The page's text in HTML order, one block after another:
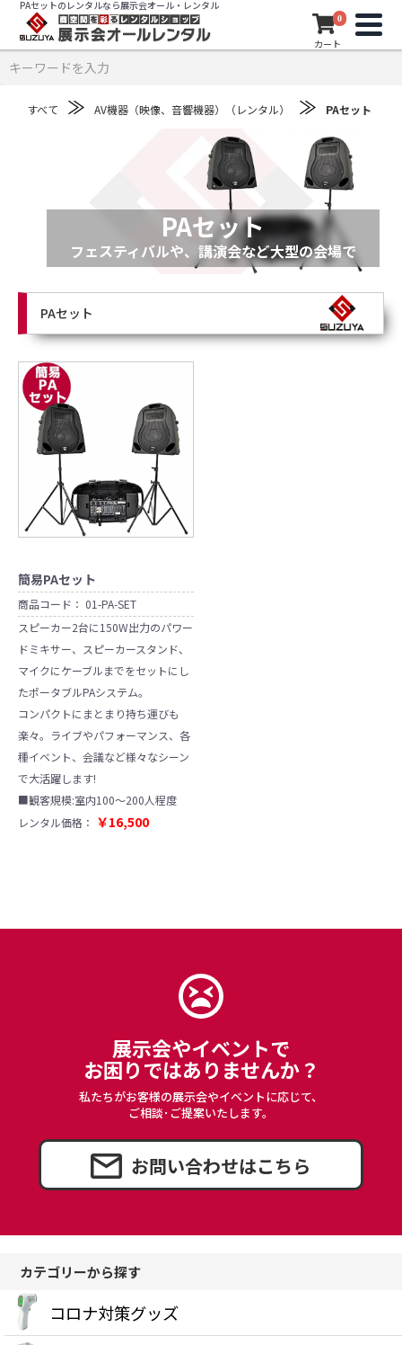
PAセットのレンタルなら展示会オール・レンタル
0
カート
すべて ≫ AV機器（映像、音響機器）（レンタル） ≫ PAセット
PAセット
フェスティバルや、講演会など大型の会場で
PAセット
簡易PAセット
商品コード： 01-PA-SET
スピーカー2台に150W出力のパワー
ドミキサー、スピーカースタンド、
マイクにケーブルまでをセットにし
たポータブルPAシステム。
コンパクトにまとまり持ち運びも
楽々。ライブやパフォーマンス、各
種イベント、会議など様々なシーン
で大活躍します!
■観客規模:室内100～200人程度
レンタル価格： ￥16,500
展示会やイベントで
お困りではありませんか？
私たちがお客様の展示会やイベントに応じて、
ご相談･ご提案いたします。
お問い合わせはこちら
カテゴリーから探す
コロナ対策グッズ